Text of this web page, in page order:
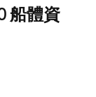
船體資